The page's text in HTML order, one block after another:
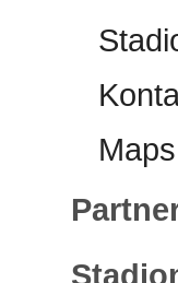
Maps